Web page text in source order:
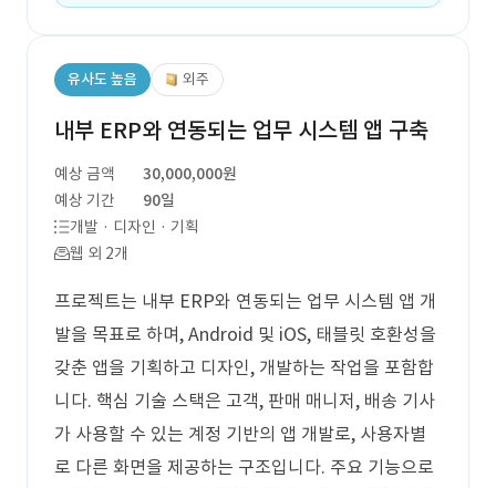
유사도 높음 외주
내부 ERP와 연동되는 업무 시스템 앱 구축
예상 금액
30,000,000원
예상 기간
90일
개발 · 디자인 · 기획
웹 외 2개
프로젝트는 내부 ERP와 연동되는 업무 시스템 앱 개
발을 목표로 하며, Android 및 iOS, 태블릿 호환성을
갖춘 앱을 기획하고 디자인, 개발하는 작업을 포함합
니다. 핵심 기술 스택은 고객, 판매 매니저, 배송 기사
가 사용할 수 있는 계정 기반의 앱 개발로, 사용자별
로 다른 화면을 제공하는 구조입니다. 주요 기능으로